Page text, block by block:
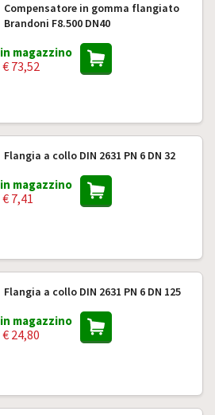
Compensatore in gomma flangiato
Brandoni F8.500 DN40
in magazzino
€ 73,52
Flangia a collo DIN 2631 PN 6 DN 32
in magazzino
€ 7,41
Flangia a collo DIN 2631 PN 6 DN 125
in magazzino
€ 24,80